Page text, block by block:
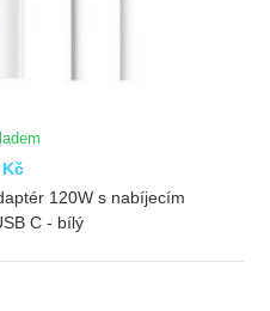
Kč
120W s nabíjecím
C - bílý